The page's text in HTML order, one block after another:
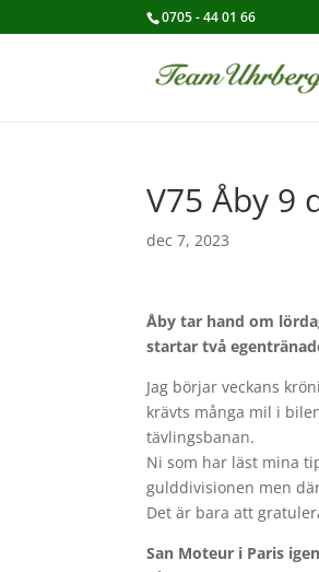
0705 - 44 01 66
V75 Åby 9
dec 7, 2023
Åby tar hand om
startar två
Jag börjar veckans
krävts många mil i
tävlingsbanan.
Ni som har läst mina
gulddivisionen men
Det är bara att
San Moteur i Paris igen